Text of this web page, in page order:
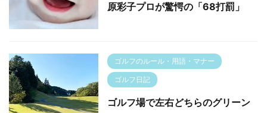
原彩子プロが驚愕の「68打罰」
ゴルフのルール・用語・マナー
ゴルフ日記
ゴルフ場で左右どちらのグリーン